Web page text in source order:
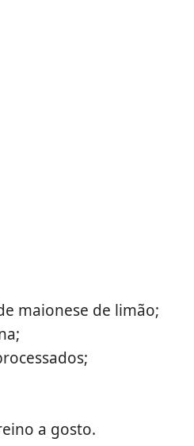
maionese de limão;
a gosto.